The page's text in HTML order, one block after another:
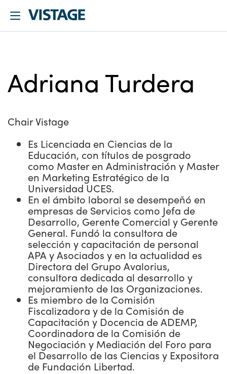
Adriana Turdera
Chair Vistage
Es Licenciada en Ciencias de la
Educación, con títulos de posgrado
como Master en Administración y Master
en Marketing Estratégico de la
Universidad UCES.
En el ámbito laboral se desempeñó en
empresas de Servicios como Jefa de
Desarrollo, Gerente Comercial y Gerente
General. Fundó la consultora de
selección y capacitación de personal
APA y Asociados y en la actualidad es
Directora del Grupo Avalorius,
consultora dedicada al desarrollo y
mejoramiento de las Organizaciones.
Es miembro de la Comisión
Fiscalizadora y de la Comisión de
Capacitación y Docencia de ADEMP,
Coordinadora de la Comisión de
Negociación y Mediación del Foro para
el Desarrollo de las Ciencias y Expositora
de Fundación Libertad.